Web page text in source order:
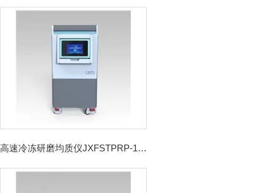
高速冷冻研磨均质仪JXFSTPRP-192CL